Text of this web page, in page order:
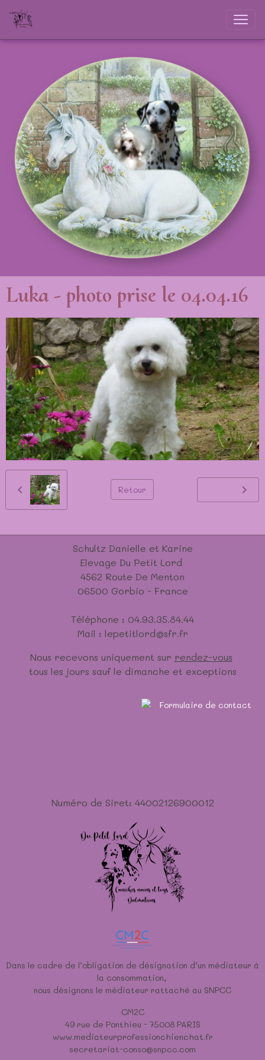
Luka - photo prise le 04.04.16
Retour
Schultz Danielle et Karine
Elevage Du Petit Lord
4562 Route De Menton
06500 Gorbio - France
Téléphone : 04.93.35.84.44
Mail : lepetitlord@sfr.fr
Nous recevons uniquement sur rendez-vous
tous les jours sauf le dimanche et exceptions
Numéro de Siret: 44002126900012
Dans le cadre de l’obligation de désignation d’un médiateur à
la consommation,
nous désignons le médiateur rattaché au SNPCC
CM2C
49 rue de Ponthieu - 75008 PARIS
www.mediateurprofessionchienchat.fr
secretariat-conso@snpcc.com